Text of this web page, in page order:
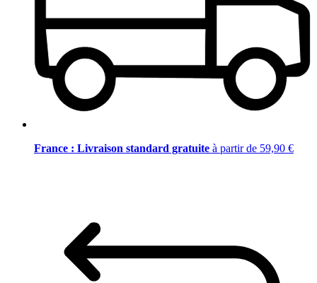
France : Livraison standard gratuite à partir de 59,90 €